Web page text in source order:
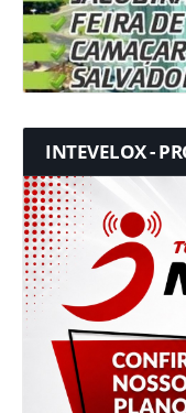
INTEVELOX -